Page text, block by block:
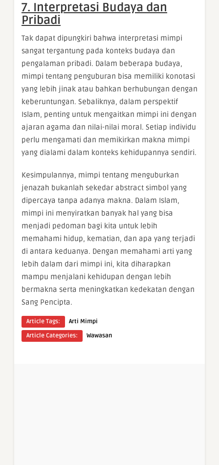
7. Interpretasi Budaya dan
Pribadi
Tak dapat dipungkiri bahwa interpretasi mimpi
sangat tergantung pada konteks budaya dan
pengalaman pribadi. Dalam beberapa budaya,
mimpi tentang penguburan bisa memiliki konotasi
yang lebih jinak atau bahkan berhubungan dengan
keberuntungan. Sebaliknya, dalam perspektif
Islam, penting untuk mengaitkan mimpi ini dengan
ajaran agama dan nilai-nilai moral. Setiap individu
perlu mengamati dan memikirkan makna mimpi
yang dialami dalam konteks kehidupannya sendiri.
Kesimpulannya, mimpi tentang menguburkan
jenazah bukanlah sekedar abstract simbol yang
dipercaya tanpa adanya makna. Dalam Islam,
mimpi ini menyiratkan banyak hal yang bisa
menjadi pedoman bagi kita untuk lebih
memahami hidup, kematian, dan apa yang terjadi
di antara keduanya. Dengan memahami arti yang
lebih dalam dari mimpi ini, kita diharapkan
mampu menjalani kehidupan dengan lebih
bermakna serta meningkatkan kedekatan dengan
Sang Pencipta.
Article Tags:
Arti Mimpi
Article Categories:
Wawasan